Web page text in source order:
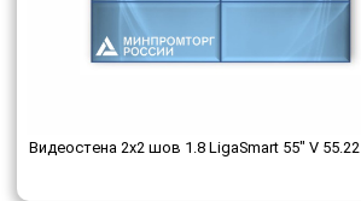
Видеостена 2x2 шов 1.8 LigaSmart 55" V 55.22